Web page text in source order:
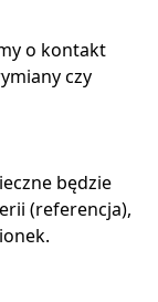
o kontakt
czy
będzie
(referencja),